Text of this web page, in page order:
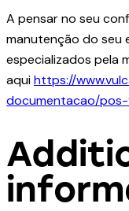
A pensar no seu
manutenção do seu
especializados pela
aquihttps://
documentacao/